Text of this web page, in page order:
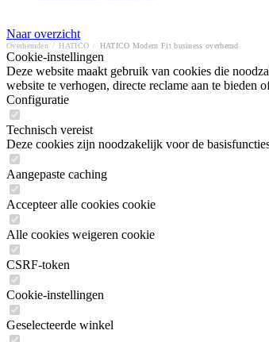
Naar overzicht
Overhemden HATICO HATICO Modern Fit business overhemd
Cookie-instellingen
Deze website maakt gebruik van cookies die
website te verhogen, directe reclame aan te bieden
Configuratie
Technisch vereist
Deze cookies zijn noodzakelijk voor de
Aangepaste caching
Accepteer alle cookies cookie
Alle cookies weigeren cookie
CSRF-token
Cookie-instellingen
Geselecteerde winkel